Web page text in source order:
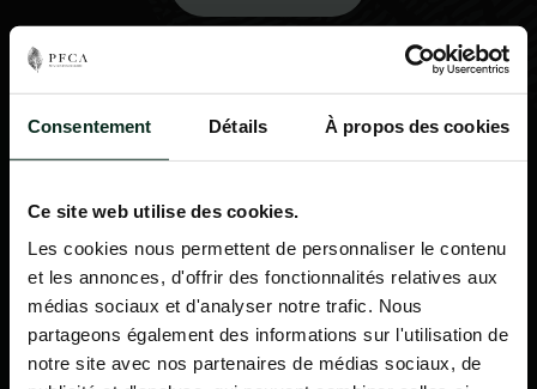
Consentement Détails À propos des cookies
Ce site web utilise des cookies.
Les cookies nous permettent de personnaliser le contenu
et les annonces, d'offrir des fonctionnalités relatives aux
médias sociaux et d'analyser notre trafic. Nous
partageons également des informations sur l'utilisation de
notre site avec nos partenaires de médias sociaux, de